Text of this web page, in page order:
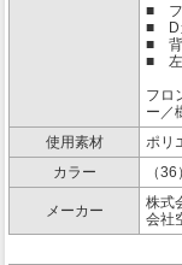
■ フ
■ D
■ 背
■ 左
フロ
ー／
使用素材
ポリ
カラー
（
メーカー
株式
会社